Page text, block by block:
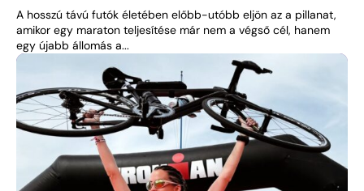
A hosszú távú futók életében előbb-utóbb eljön az a pillanat,
amikor egy maraton teljesítése már nem a végső cél, hanem
egy újabb állomás a...